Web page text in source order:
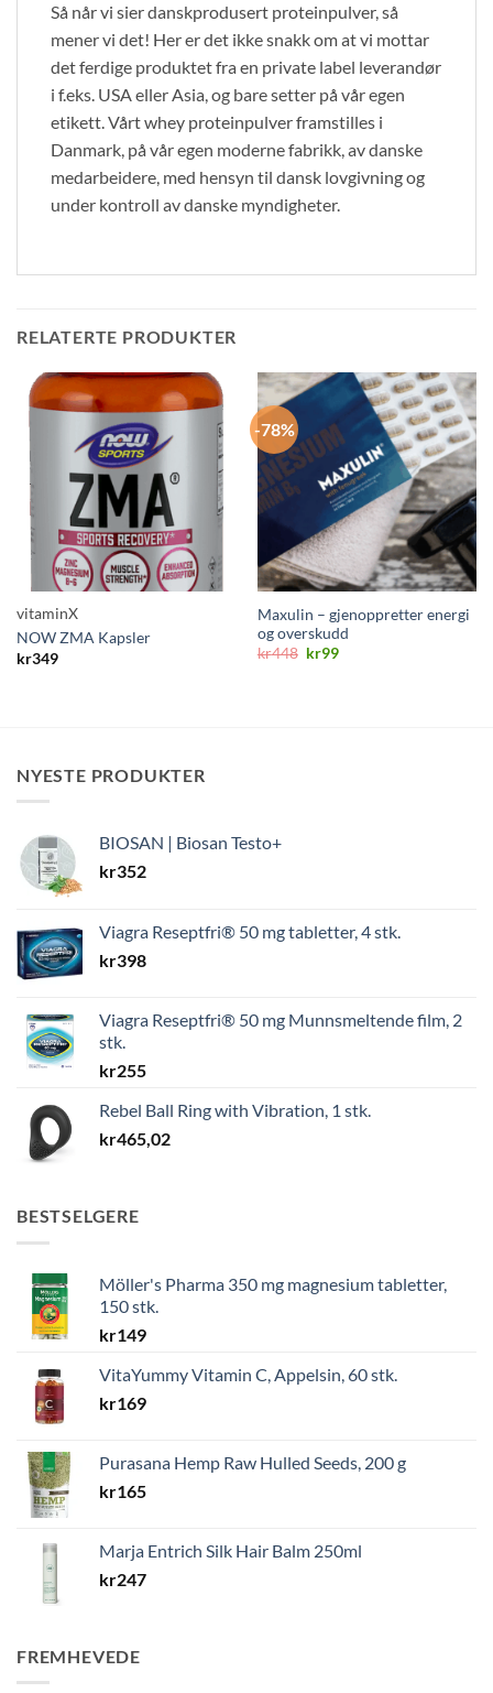
Så når vi sier danskprodusert proteinpulver, så
mener vi det! Her er det ikke snakk om at vi mottar
det ferdige produktet fra en private label leverandør
i f.eks. USA eller Asia, og bare setter på vår egen
etikett. Vårt whey proteinpulver framstilles i
Danmark, på vår egen moderne fabrikk, av danske
medarbeidere, med hensyn til dansk lovgivning og
under kontroll av danske myndigheter.
RELATERTE PRODUKTER
vitaminX
NOW ZMA Kapsler
kr349
-78%
Maxulin – gjenoppretter energi
og overskudd
kr448 Opprinnelig
kr99Nåværende
NYESTE PRODUKTER
BIOSAN | Biosan Testo+
kr352
Viagra Reseptfri® 50 mg tabletter, 4 stk.
kr398
Viagra Reseptfri® 50 mg Munnsmeltende film, 2
stk.
kr255
Rebel Ball Ring with Vibration, 1 stk.
kr465,02
BESTSELGERE
Möller's Pharma 350 mg magnesium tabletter,
150 stk.
kr149
VitaYummy Vitamin C, Appelsin, 60 stk.
kr169
Purasana Hemp Raw Hulled Seeds, 200 g
kr165
Marja Entrich Silk Hair Balm 250ml
kr247
FREMHEVEDE